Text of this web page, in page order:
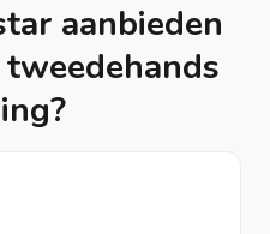
aanbieden